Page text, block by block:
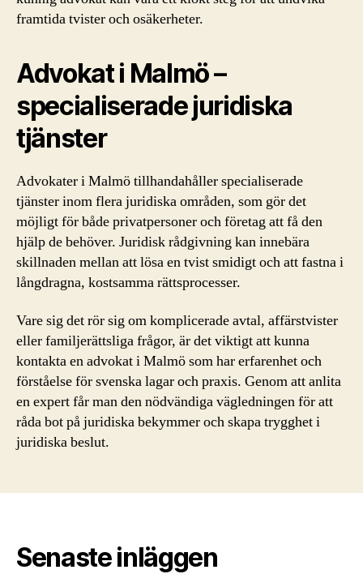
framtida tvister och osäkerheter.
Advokat i Malmö –
specialiserade juridiska
tjänster
Advokater i Malmö tillhandahåller specialiserade
tjänster inom flera juridiska områden, som gör det
möjligt för både privatpersoner och företag att få den
hjälp de behöver. Juridisk rådgivning kan innebära
skillnaden mellan att lösa en tvist smidigt och att fastna i
långdragna, kostsamma rättsprocesser.
Vare sig det rör sig om komplicerade avtal, affärstvister
eller familjerättsliga frågor, är det viktigt att kunna
kontakta en advokat i Malmö som har erfarenhet och
förståelse för svenska lagar och praxis. Genom att anlita
en expert får man den nödvändiga vägledningen för att
råda bot på juridiska bekymmer och skapa trygghet i
juridiska beslut.
Senaste inläggen